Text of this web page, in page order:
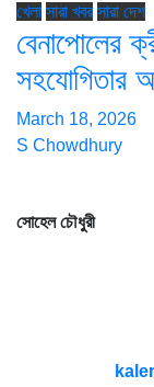
খেলা সারা খবর সারা দেশ
বেনাপোলের
সহযোগিতার
March 18, 2026
S Chowdhury
সোহেল চৌধুরী